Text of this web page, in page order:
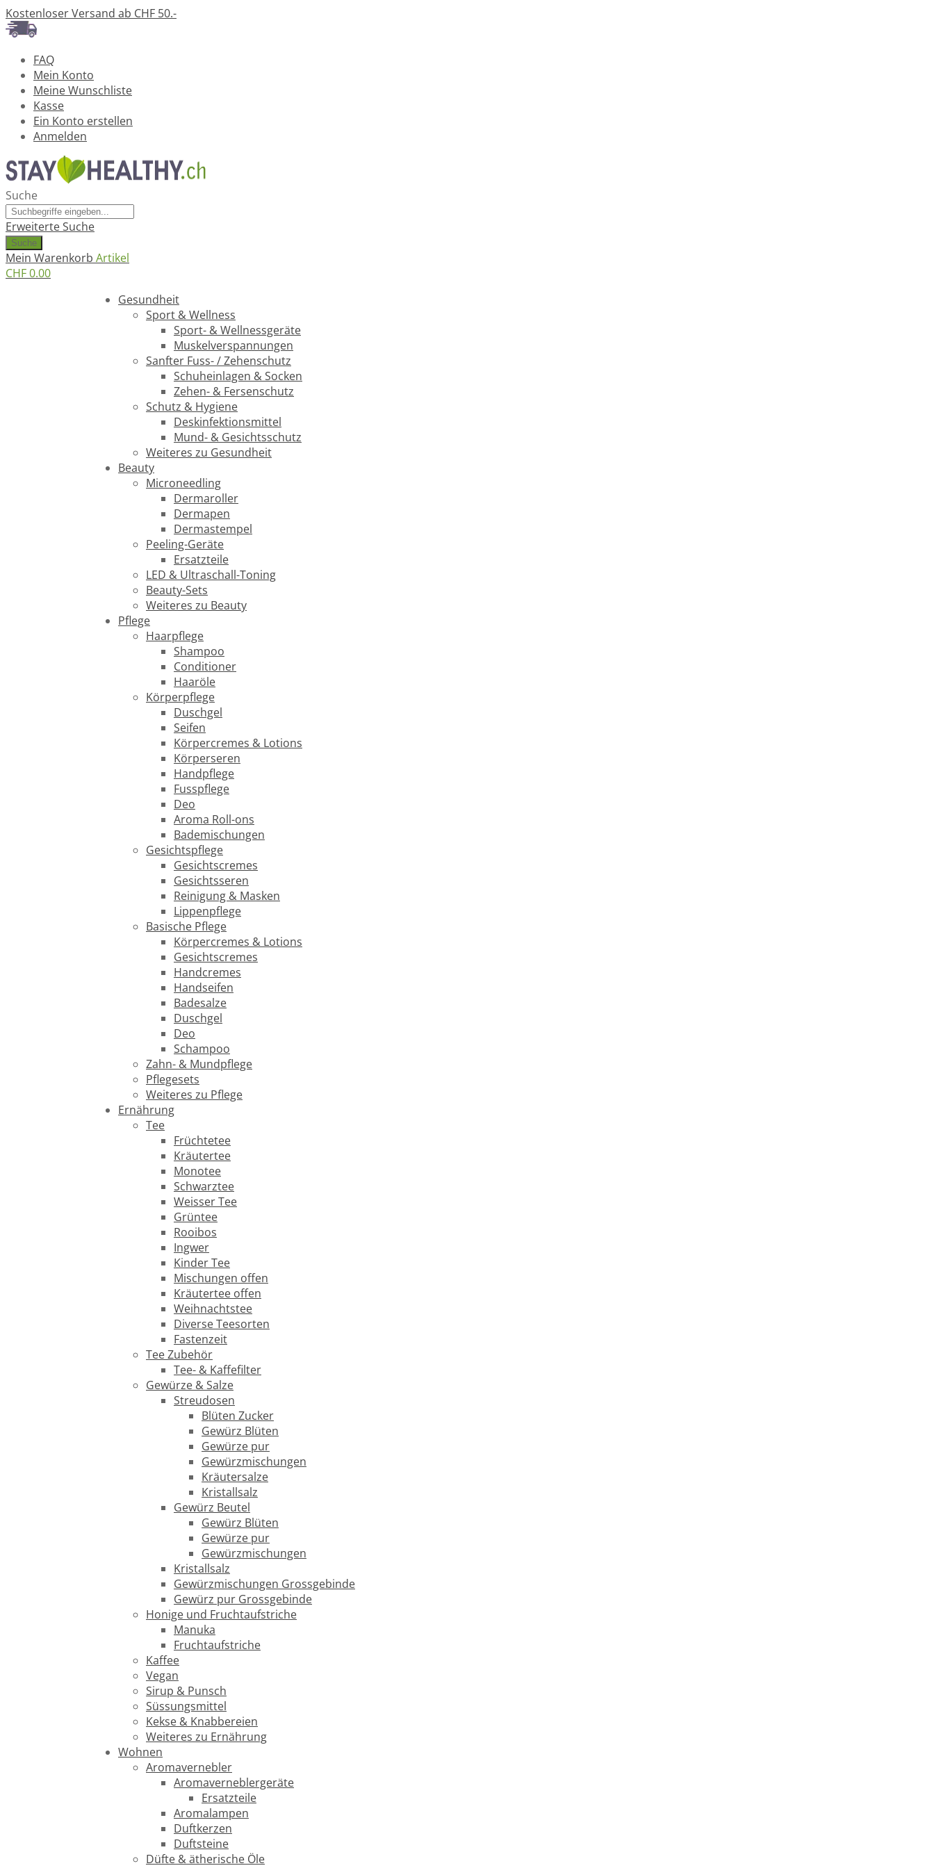
Kostenloser Versand ab CHF 50.-
FAQ
Mein Konto
Meine Wunschliste
Kasse
Ein Konto erstellen
Anmelden
Suche
Erweiterte Suche
Suche
Mein Warenkorb Artikel
CHF 0.00
Gesundheit
Sport & Wellness
Sport- & Wellnessgeräte
Muskelverspannungen
Sanfter Fuss- / Zehenschutz
Schuheinlagen & Socken
Zehen- & Fersenschutz
Schutz & Hygiene
Deskinfektionsmittel
Mund- & Gesichtsschutz
Weiteres zu Gesundheit
Beauty
Microneedling
Dermaroller
Dermapen
Dermastempel
Peeling-Geräte
Ersatzteile
LED & Ultraschall-Toning
Beauty-Sets
Weiteres zu Beauty
Pflege
Haarpflege
Shampoo
Conditioner
Haaröle
Körperpflege
Duschgel
Seifen
Körpercremes & Lotions
Körperseren
Handpflege
Fusspflege
Deo
Aroma Roll-ons
Bademischungen
Gesichtspflege
Gesichtscremes
Gesichtsseren
Reinigung & Masken
Lippenpflege
Basische Pflege
Körpercremes & Lotions
Gesichtscremes
Handcremes
Handseifen
Badesalze
Duschgel
Deo
Schampoo
Zahn- & Mundpflege
Pflegesets
Weiteres zu Pflege
Ernährung
Tee
Früchtetee
Kräutertee
Monotee
Schwarztee
Weisser Tee
Grüntee
Rooibos
Ingwer
Kinder Tee
Mischungen offen
Kräutertee offen
Weihnachtstee
Diverse Teesorten
Fastenzeit
Tee Zubehör
Tee- & Kaffefilter
Gewürze & Salze
Streudosen
Blüten Zucker
Gewürz Blüten
Gewürze pur
Gewürzmischungen
Kräutersalze
Kristallsalz
Gewürz Beutel
Gewürz Blüten
Gewürze pur
Gewürzmischungen
Kristallsalz
Gewürzmischungen Grossgebinde
Gewürz pur Grossgebinde
Honige und Fruchtaufstriche
Manuka
Fruchtaufstriche
Kaffee
Vegan
Sirup & Punsch
Süssungsmittel
Kekse & Knabbereien
Weiteres zu Ernährung
Wohnen
Aromavernebler
Aromaverneblergeräte
Ersatzteile
Aromalampen
Duftkerzen
Duftsteine
Düfte & ätherische Öle